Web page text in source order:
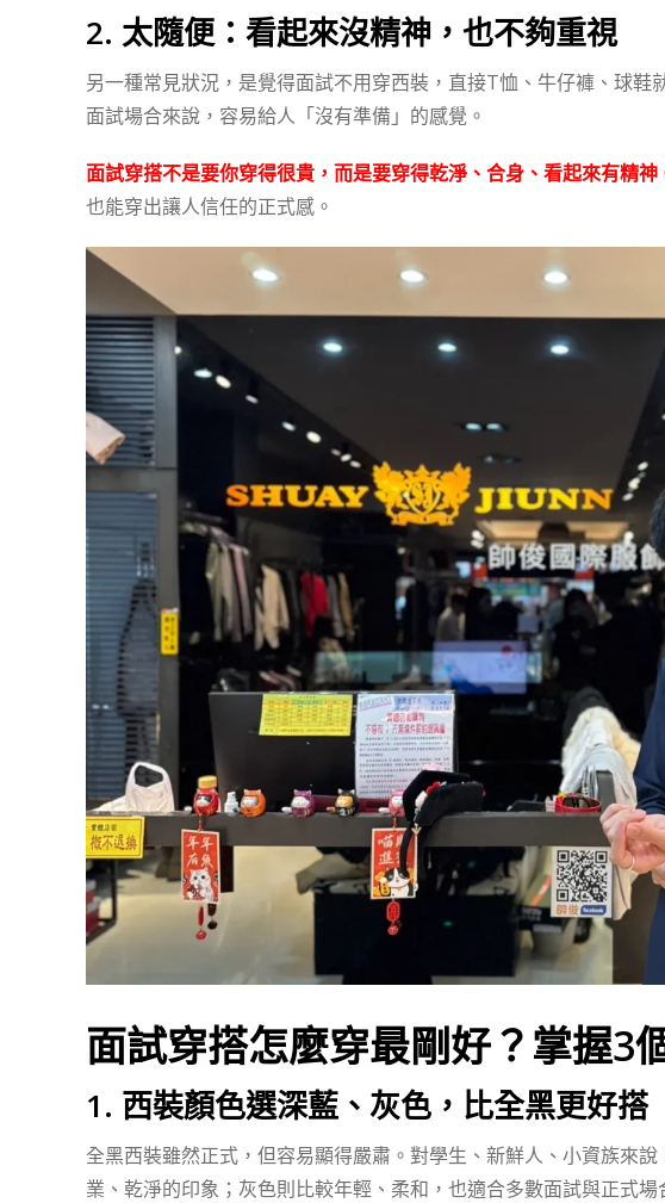
2. 太隨便：看起來沒精神，也不夠重視
另一種常見狀況，是覺得面試不用穿西裝，直接T恤、牛仔褲、球
面試場合來說，容易給人「沒有準備」的感覺。
面試穿搭不是要你穿得很貴，而是要穿得乾淨、合身、看起來有精神
也能穿出讓人信任的正式感。
面試穿搭怎麼穿最剛好？掌握3
1. 西裝顏色選深藍、灰色，比全黑更好搭
全黑西裝雖然正式，但容易顯得嚴肅。對學生、新鮮人、小資族來
業、乾淨的印象；灰色則比較年輕、柔和，也適合多數面試與正式場